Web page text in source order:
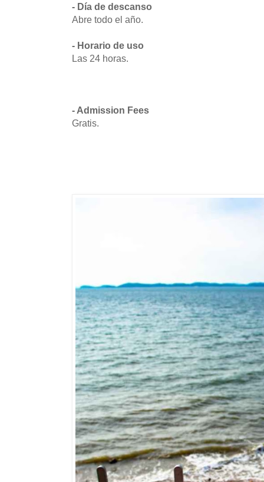
- Día de descanso
Abre todo el año.
- Horario de uso
Las 24 horas.
- Admission Fees
Gratis.